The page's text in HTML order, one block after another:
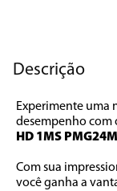
Descrição
Experimente uma
desempenho com
HD 1MS
Com sua
você ganha a